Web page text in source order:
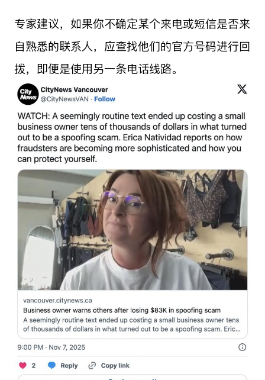
专家建议，如果你不确定某个来电或短信是否来
自熟悉的联系人，应查找他们的官方号码进行回
拨，即便是使用另一条电话线路。